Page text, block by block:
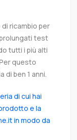
ricambio per
test
tutti i più alti
questo
di ben 1 anni.
di cui hai
e la
in modo da